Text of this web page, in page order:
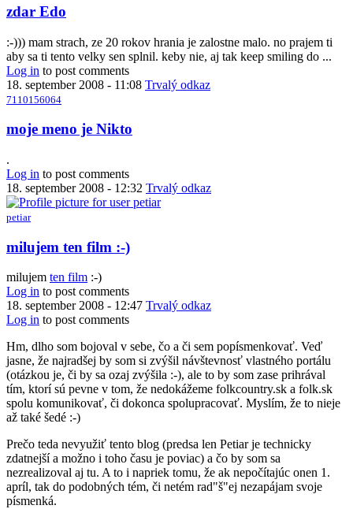
In
reply
to
Vystupenie
by
Anonymný
(bez
overenia)
zdar Edo
:-))) mam strach, ze 20 rokov hrania je zalostne malo. no prajem ti
aby sa ti tento velky sen splnil. keby nie, aj tak keep smiling do ...
Log in to post comments
18. september 2008 - 11:08 Trvalý odkaz
7110156064
In
reply
Vystupenie
by
Anonymný
(bez
overenia)
moje meno je Nikto
.
Log in to post comments
18. september 2008 - 12:32 Trvalý odkaz
petiar
In
reply
moje
meno
je
Nikto
by
7110156064
milujem ten film :-)
milujem ten film :-)
Log in to post comments
18. september 2008 - 12:47 Trvalý odkaz
Log in to post comments
Hm, dlho som bojoval v sebe, čo a či sem popísmenkovať. Veď
jasne, že najradšej by som si zvýšil návštevnosť vlastného portálu
(otázkou je, či by sa ozaj zvýšila :-), ale to by som zase prihrával
tím, ktorí sú pevne v tom, že nedokážeme folkcountry.sk a folk.sk
spolu komunikovať, či dokonca spolupracovať. Myslím, že to nieje
až také šedé :-)
Prečo teda nevyužiť tento blog (predsa len Petiar je technicky
zdatnejší a možno i toho času je poviac) a čo by som sa
nezrealizoval aj tu. A to i napriek tomu, že ak nepočítajúc onen 1.
apríl, tak do podobných tém, či netém rad"š"ej nezapájam svoje
písmenká.